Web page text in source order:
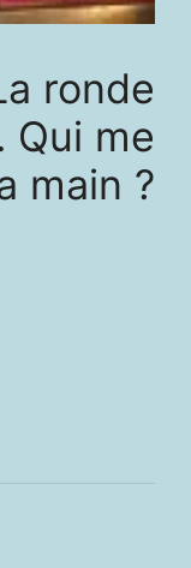
ronde
Qui me
main ?